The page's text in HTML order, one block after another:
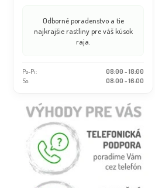
Odborné poradenstvo a tie
najkrajšie rastliny pre váš kúsok
raja.
Po-Pi:
08:00 - 18:00
So:
08:00 - 16:00